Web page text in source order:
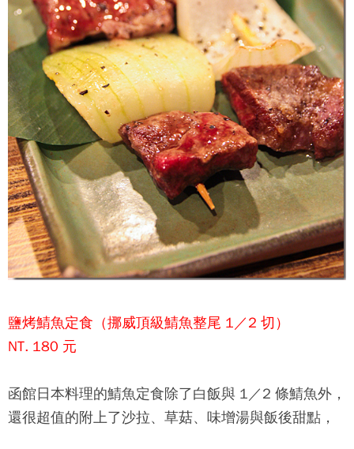
鹽烤鯖魚定食（挪威頂級鯖魚整尾 1／2 切）
NT. 180 元
函館日本料理的鯖魚定食除了白飯與 1／2 條鯖魚外，
還很超值的附上了沙拉、草菇、味增湯與飯後甜點，